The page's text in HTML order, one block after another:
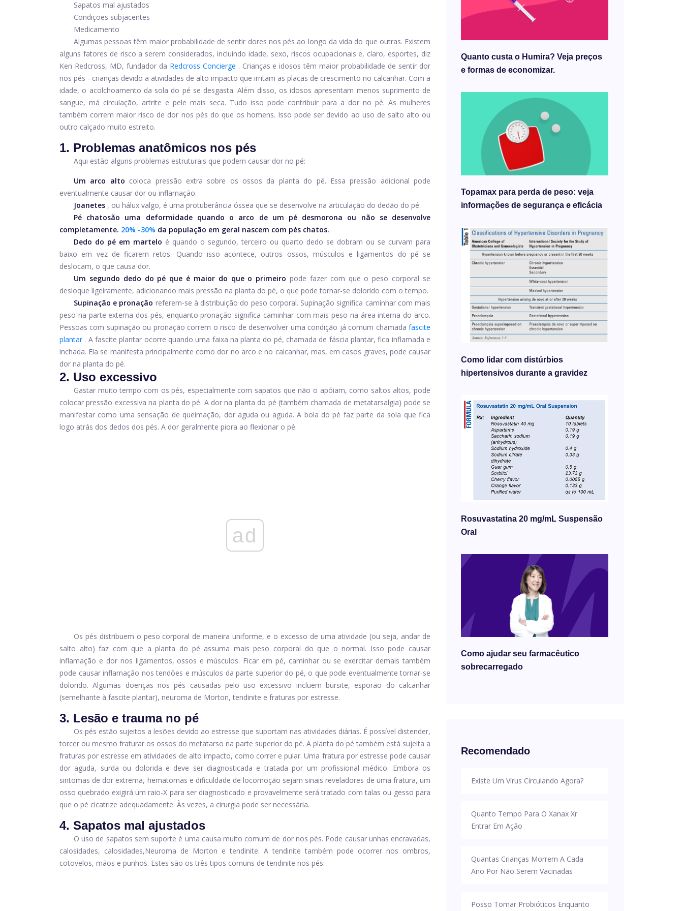
Sapatos mal ajustados
Condições subjacentes
Medicamento
Algumas pessoas têm maior probabilidade de sentir dores nos pés ao longo da vida do que outras. Existem
alguns fatores de risco a serem considerados, incluindo idade, sexo, riscos ocupacionais e, claro, esportes, diz
Ken Redcross, MD, fundador da Redcross Concierge . Crianças e idosos têm maior probabilidade de sentir dor
nos pés - crianças devido a atividades de alto impacto que irritam as placas de crescimento no calcanhar. Com a
idade, o acolchoamento da sola do pé se desgasta. Além disso, os idosos apresentam menos suprimento de
sangue, má circulação, artrite e pele mais seca. Tudo isso pode contribuir para a dor no pé. As mulheres
também correm maior risco de dor nos pés do que os homens. Isso pode ser devido ao uso de salto alto ou
outro calçado muito estreito.
1. Problemas anatômicos nos pés
Aqui estão alguns problemas estruturais que podem causar dor no pé:
Um arco alto coloca pressão extra sobre os ossos da planta do pé. Essa pressão adicional pode
eventualmente causar dor ou inflamação.
Joanetes , ou hálux valgo, é uma protuberância óssea que se desenvolve na articulação do dedão do pé.
Pé chatosão uma deformidade quando o arco de um pé desmorona ou não se desenvolve
completamente. 20% -30% da população em geral nascem com pés chatos.
Dedo do pé em martelo é quando o segundo, terceiro ou quarto dedo se dobram ou se curvam para
baixo em vez de ficarem retos. Quando isso acontece, outros ossos, músculos e ligamentos do pé se
deslocam, o que causa dor.
Um segundo dedo do pé que é maior do que o primeiro pode fazer com que o peso corporal se
desloque ligeiramente, adicionando mais pressão na planta do pé, o que pode tornar-se dolorido com o tempo.
Supinação e pronação referem-se à distribuição do peso corporal. Supinação significa caminhar com mais
peso na parte externa dos pés, enquanto pronação significa caminhar com mais peso na área interna do arco.
Pessoas com supinação ou pronação correm o risco de desenvolver uma condição já comum chamada fascite
plantar. A fascite plantar ocorre quando uma faixa na planta do pé, chamada de fáscia plantar, fica inflamada e
inchada. Ela se manifesta principalmente como dor no arco e no calcanhar, mas, em casos graves, pode causar
dor na planta do pé.
2. Uso excessivo
Gastar muito tempo com os pés, especialmente com sapatos que não o apóiam, como saltos altos, pode
colocar pressão excessiva na planta do pé. A dor na planta do pé (também chamada de metatarsalgia) pode se
manifestar como uma sensação de queimação, dor aguda ou aguda. A bola do pé faz parte da sola que fica
logo atrás dos dedos dos pés. A dor geralmente piora ao flexionar o pé.
ad
Os pés distribuem o peso corporal de maneira uniforme, e o excesso de uma atividade (ou seja, andar de
salto alto) faz com que a planta do pé assuma mais peso corporal do que o normal. Isso pode causar
inflamação e dor nos ligamentos, ossos e músculos. Ficar em pé, caminhar ou se exercitar demais também
pode causar inflamação nos tendões e músculos da parte superior do pé, o que pode eventualmente tornar-se
dolorido. Algumas doenças nos pés causadas pelo uso excessivo incluem bursite, esporão do calcanhar
(semelhante à fascite plantar), neuroma de Morton, tendinite e fraturas por estresse.
3. Lesão e trauma no pé
Os pés estão sujeitos a lesões devido ao estresse que suportam nas atividades diárias. É possível distender,
torcer ou mesmo fraturar os ossos do metatarso na parte superior do pé. A planta do pé também está sujeita a
fraturas por estresse em atividades de alto impacto, como correr e pular. Uma fratura por estresse pode causar
dor aguda, surda ou dolorida e deve ser diagnosticada e tratada por um profissional médico. Embora os
sintomas de dor extrema, hematomas e dificuldade de locomoção sejam sinais reveladores de uma fratura, um
osso quebrado exigirá um raio-X para ser diagnosticado e provavelmente será tratado com talas ou gesso para
que o pé cicatrize adequadamente. Às vezes, a cirurgia pode ser necessária.
4. Sapatos mal ajustados
O uso de sapatos sem suporte é uma causa muito comum de dor nos pés. Pode causar unhas encravadas,
calosidades, calosidades,Neuroma de Morton e tendinite. A tendinite também pode ocorrer nos ombros,
cotovelos, mãos e punhos. Estes são os três tipos comuns de tendinite nos pés:
Quanto custa o Humira? Veja preços
e formas de economizar.
Topamax para perda de peso: veja
informações de segurança e eficácia
Como lidar com distúrbios
hipertensivos durante a gravidez
Rosuvastatina 20 mg/mL Suspensão
Oral
Como ajudar seu farmacêutico
sobrecarregado
Recomendado
Existe Um Vírus Circulando Agora?
Quanto Tempo Para O Xanax Xr
Entrar Em Ação
Quantas Crianças Morrem A Cada
Ano Por Não Serem Vacinadas
Posso Tomar Probióticos Enquanto